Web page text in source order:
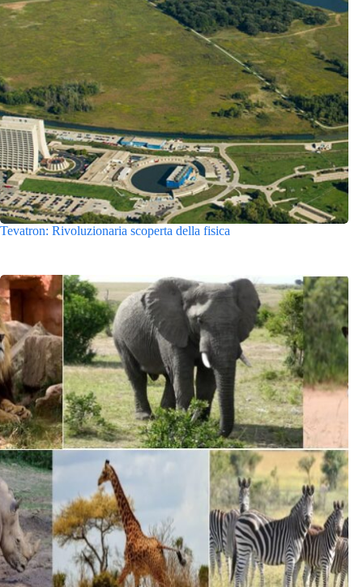
Tevatron: Rivoluzionaria scoperta della fisica